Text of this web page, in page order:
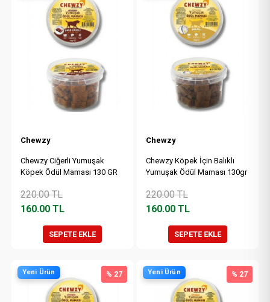
Chewzy
Chewzy Ciğerli Yumuşak
Köpek Ödül Maması 130 GR
220.00TL
160.00TL
SEPETE EKLE
Chewzy
Chewzy Köpek İçin Balıklı
Yumuşak Ödül Maması 130gr
220.00TL
160.00 TL
SEPETE EKLE
Yeni Ürün % 27 Yeni Ürün % 27